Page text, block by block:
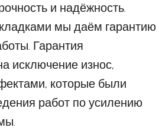
и надёжность.
мы даём гарантию
Гарантия
исключение износ,
которые были
работ по усилению